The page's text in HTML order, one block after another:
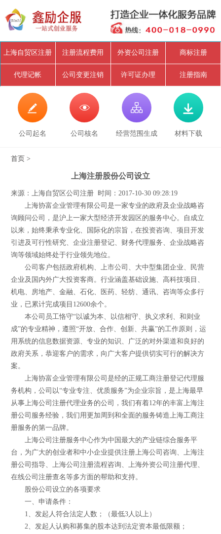
上海自贸区注册 注册流程费用 外资公司注册 商标注册
代理记帐 公司变更注销 许可证办理 注册指南

公司起名

公司核名

经营范围生成

材料下载
首页 >
上海注册股份公司设立
来源：上海自贸区公司注册 时间：2017-10-30 09:28:19
上海协富企业管理有限公司是一家专业的政府及企业战略咨
询顾问公司，是沪上一家大型经济开发园区的服务中心。自成立
以来，始终秉承专业化、国际化的宗旨，在投资咨询、项目开发
引进及可行性研究、企业注册登记、财务代理服务、企业战略咨
询等领域始终处于行业领先地位。
公司客户包括政府机构、上市公司、大中型集团企业、民营
企业及国内外广大投资客商。行业涵盖基础设施、高科技项目、
机电、房地产、金融、石化、医药、轻纺、通讯、咨询等众多行
业，已累计完成项目12600余个。
本公司员工恪守“以诚为本、以信相守、执义求利、和则业
成”的专业精神，遵照“开放、合作、创新、共赢”的工作原则，运
用系统的信息数据资源、专业的知识、广泛的对外渠道和良好的
政府关系，恭迎客户的需求，向广大客户提供切实可行的解决方
案。
上海协富企业管理有限公司是经的正规工商注册登记代理服
务机构，公司以“专业专注、优质服务”为企业宗旨，是上海最早
从事上海公司注册代理业务的公司，我们有着12年的丰富上海注
册公司服务经验，我们用更加周到和全面的服务铸造上海工商注
册服务的第一品牌。
上海公司注册服务中心作为中国最大的产业链综合服务平
台，为广大的创业者和中小企业提供注册上海公司咨询、上海注
册公司指导、上海公司注册流程咨询、上海外资公司注册代理、
在线公司注册查名等多方面的帮助和支持。
股份公司设立的各项要求
一、申请条件：
1、发起人符合法定人数；（最低3人以上）
2、发起人认购和募集的股本达到法定资本最低限额；